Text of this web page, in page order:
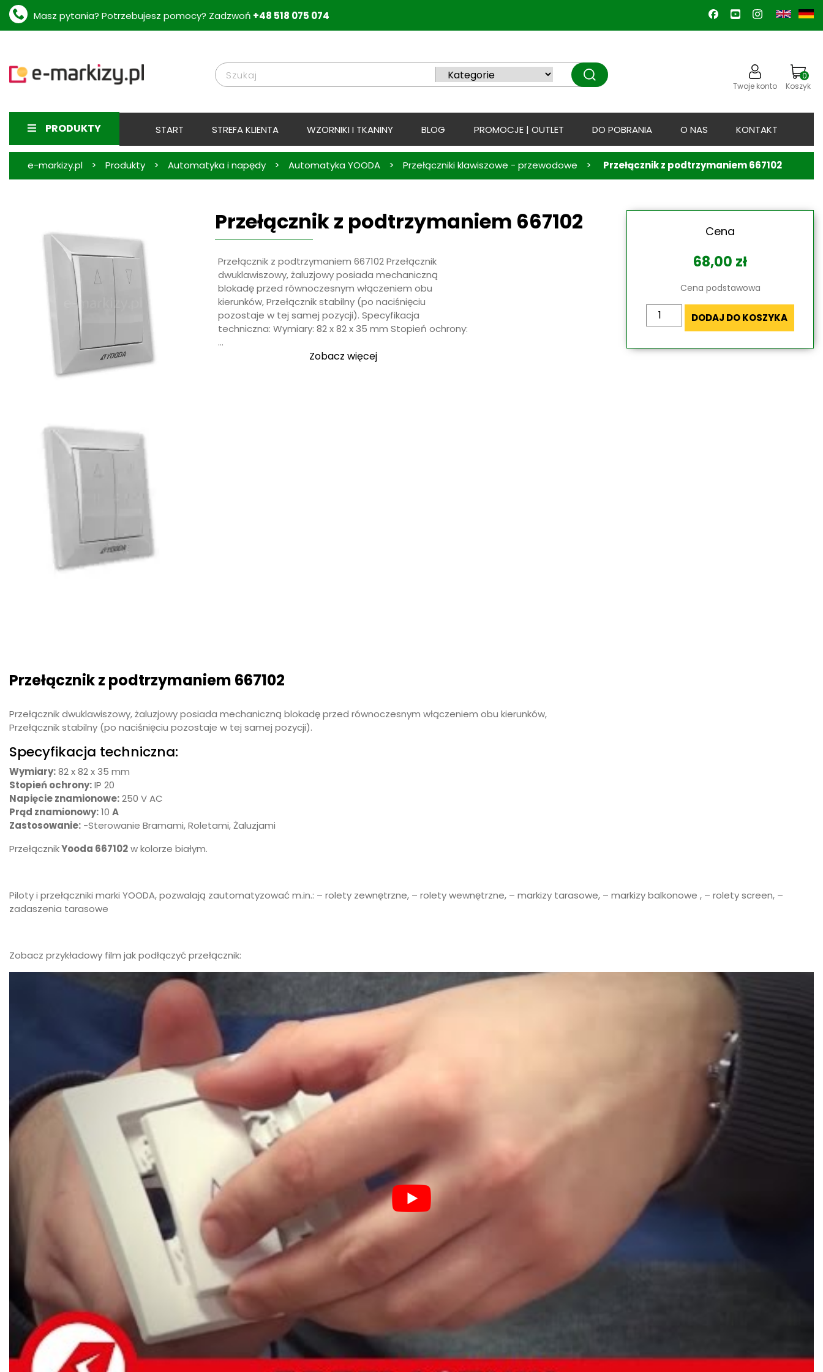
Masz pytania? Potrzebujesz pomocy? Zadzwoń +48 518 075 074
Twoje konto
0
Koszyk
PRODUKTY START STREFA KLIENTA WZORNIKI I TKANINY BLOG PROMOCJE | OUTLET DO POBRANIA O NAS KONTAKT
e-markizy.pl > Produkty > Automatyka i napędy > Automatyka YOODA > Przełączniki klawiszowe - przewodowe > Przełącznik z podtrzymaniem 667102
Przełącznik z podtrzymaniem 667102
Przełącznik z podtrzymaniem 667102 Przełącznik
dwuklawiszowy, żaluzjowy posiada mechaniczną
blokadę przed równoczesnym włączeniem obu
kierunków, Przełącznik stabilny (po naciśnięciu
pozostaje w tej samej pozycji). Specyfikacja
techniczna: Wymiary: 82 x 82 x 35 mm Stopień ochrony:
…
Zobacz więcej„Przełącznik
Cena
68,00 zł
Cena podstawowa
ilość
Przełącznik
podtrzymaniem
DODAJ DO KOSZYKA
Przełącznik z podtrzymaniem 667102
Przełącznik dwuklawiszowy, żaluzjowy posiada mechaniczną blokadę przed równoczesnym włączeniem obu kierunków,
Przełącznik stabilny (po naciśnięciu pozostaje w tej samej pozycji).
Specyfikacja techniczna:
Wymiary:82 x 82 x 35 mm
Stopień ochrony:IP 20
Napięcie znamionowe:250 V AC
Prąd znamionowy:10 A
Zastosowanie: -Sterowanie Bramami, Roletami, Żaluzjami
PrzełącznikYooda 667102w kolorze białym.
Piloty i przełączniki marki YOODA, pozwalają zautomatyzować m.in.: – rolety zewnętrzne, – rolety wewnętrzne, – markizy tarasowe, – markizy balkonowe , – rolety screen, –
zadaszenia tarasowe
Zobacz przykładowy film jak podłączyć przełącznik: